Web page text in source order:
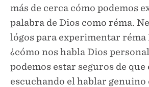
más de cerca cómo podemos
palabra de Dios como réma.
lógos para experimentar réma
¿cómo nos habla Dios
podemos estar seguros de que
escuchando el hablar genuino